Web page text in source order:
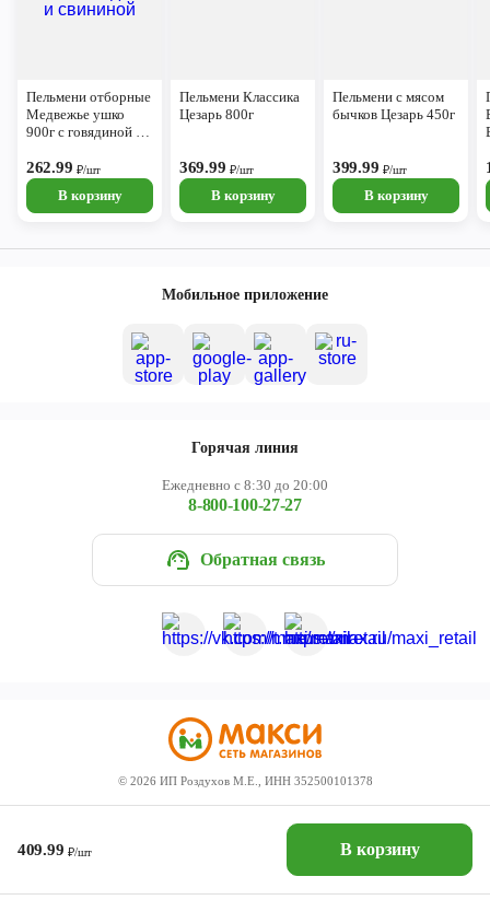
409.99 ₽/шт В корзину
Пельмени отборные
Медвежье ушко
900г с говядиной и
262.99 ₽/шт
В корзину
Пельмени Классика
Цезарь 800г
369.99 ₽/шт
В корзину
Пельмени с мясом
бычков Цезарь 450г
399.99 ₽/шт
В корзину
Мобильное приложение
Горячая линия
Ежедневно с 8:30 до 20:00
8-800-100-27-27
Обратная связь
© 2026 ИП Роздухов М.Е., ИНН 352500101378